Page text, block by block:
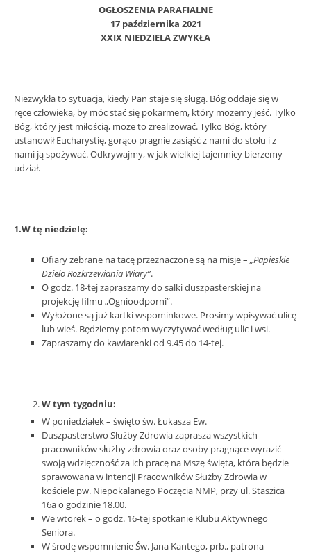
OGŁOSZENIA PARAFIALNE
17 października 2021
XXIX NIEDZIELA ZWYKŁA
Niezwykła to sytuacja, kiedy Pan staje się sługą. Bóg oddaje się w
ręce człowieka, by móc stać się pokarmem, który możemy jeść. Tylko
Bóg, który jest miłością, może to zrealizować. Tylko Bóg, który
ustanowił Eucharystię, gorąco pragnie zasiąść z nami do stołu i z
nami ją spożywać. Odkrywajmy, w jak wielkiej tajemnicy bierzemy
udział.
1.W tę niedzielę:
Ofiary zebrane na tacę przeznaczone są na misje – „Papieskie
Dzieło Rozkrzewiania Wiary”.
O godz. 18-tej zapraszamy do salki duszpasterskiej na
projekcję filmu „Ognioodporni”.
Wyłożone są już kartki wspominkowe. Prosimy wpisywać ulicę
lub wieś. Będziemy potem wyczytywać według ulic i wsi.
Zapraszamy do kawiarenki od 9.45 do 14-tej.
W tym tygodniu:
W poniedziałek – święto św. Łukasza Ew.
Duszpasterstwo Służby Zdrowia zaprasza wszystkich
pracowników służby zdrowia oraz osoby pragnące wyrazić
swoją wdzięczność za ich pracę na Mszę święta, która będzie
sprawowana w intencji Pracowników Służby Zdrowia w
kościele pw. Niepokalanego Poczęcia NMP, przy ul. Staszica
16a o godzinie 18.00.
We wtorek – o godz. 16-tej spotkanie Klubu Aktywnego
Seniora.
W środę wspomnienie Św. Jana Kantego, prb., patrona